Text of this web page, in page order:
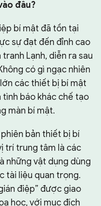
đâu?
bí mật đã tồn tại
sự đạt đến đỉnh cao
Lạnh, diễn ra sau
có gì ngạc nhiên
các thiết bị bí mật
tình báo khác chế tạo
màn bí mật.
bản thiết bị bí
trí trung tâm là các
những vật dụng dùng
tài liệu quan trọng.
điệp” được giao
học, với mục đích